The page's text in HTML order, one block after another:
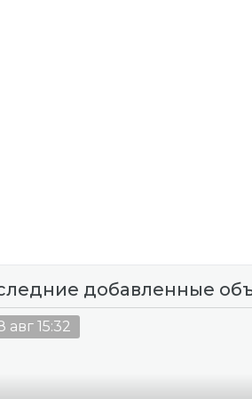
добавленные
авг 15:32